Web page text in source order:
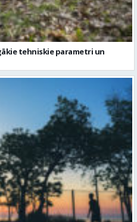
pilsētas ritma